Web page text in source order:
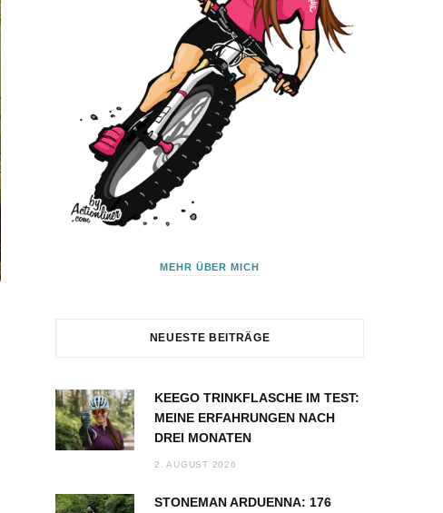
MEHR ÜBER MICH
NEUESTE BEITRÄGE
KEEGO TRINKFLASCHE IM TEST:
MEINE ERFAHRUNGEN NACH
DREI MONATEN
2. AUGUST 2026
STONEMAN ARDUENNA: 176